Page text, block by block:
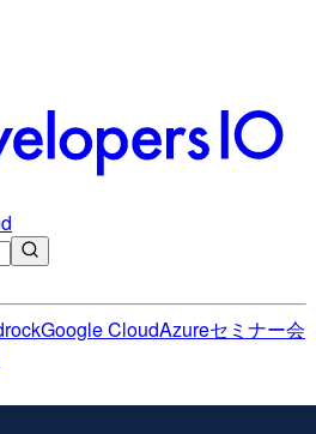
Google CloudAzureセミナー会